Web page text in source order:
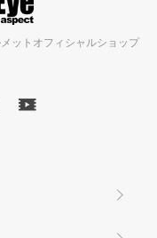
ットオフィシャルショップ